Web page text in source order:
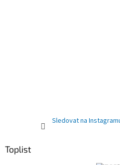
Sledovat na
Toplist